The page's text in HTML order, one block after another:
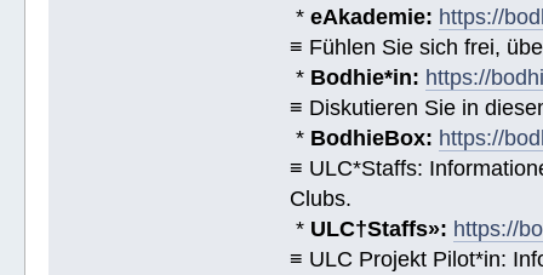
*eAkademie: https://
≡ Fühlen Sie sich frei,
* Bodhie*in: https://
≡ Diskutieren Sie in
* BodhieBox: https://
≡ ULC*Staffs:
Clubs.
* ULC†Staffs»: https://
≡ ULC Projekt Pilot*in: